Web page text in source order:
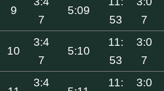
9
7
5:09
53
7
10
3:4
7
5:10
11:
53
3:0
7
3:4
11:
3:0